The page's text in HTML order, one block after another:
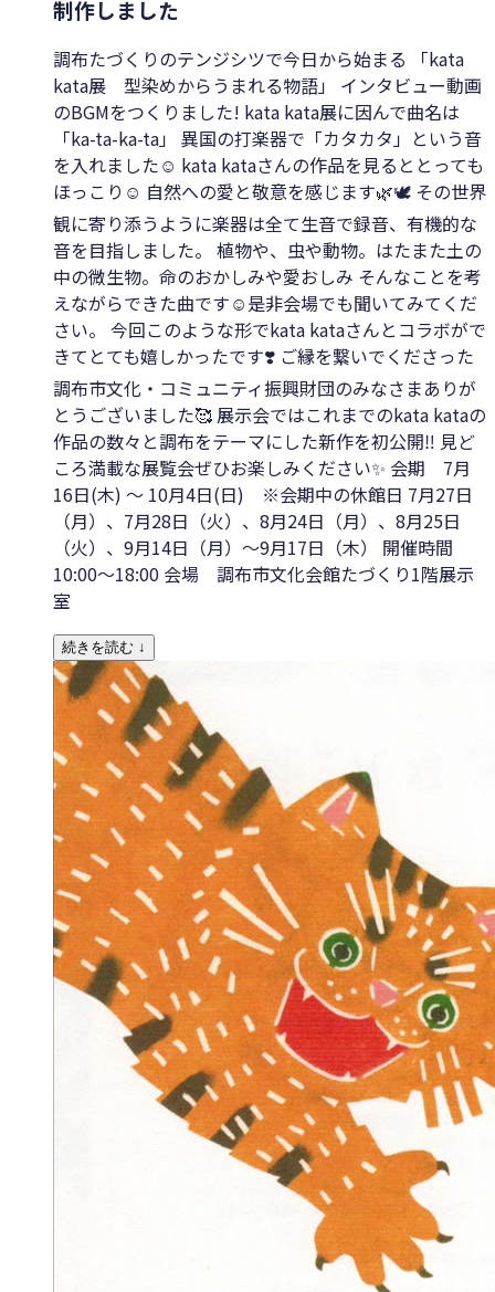
制作しました
調布たづくりのテンジシツで今日から始まる 「kata
kata展 型染めからうまれる物語」 インタビュー動画
のBGMをつくりました! kata kata展に因んで曲名は
「ka-ta-ka-ta」 異国の打楽器で「カタカタ」という音
を入れました☺️ kata kataさんの作品を見るととっても
ほっこり☺️ 自然への愛と敬意を感じます🌿🕊️ その世界
観に寄り添うように楽器は全て生音で録音、有機的な
音を目指しました。 植物や、虫や動物。はたまた土の
中の微生物。命のおかしみや愛おしみ そんなことを考
えながらできた曲です☺️是非会場でも聞いてみてくだ
さい。 今回このような形でkata kataさんとコラボがで
きてとても嬉しかったです❣️ ご縁を繋いでくださった
調布市文化・コミュニティ振興財団のみなさまありが
とうございました🥰 展示会ではこれまでのkata kataの
作品の数々と調布をテーマにした新作を初公開‼️ 見ど
ころ満載な展覧会ぜひお楽しみください✨ 会期 7月
16日(木) 〜 10月4日(日) ※会期中の休館日 7月27日
（月）、7月28日（火）、8月24日（月）、8月25日
（火）、9月14日（月）～9月17日（木） 開催時間
10:00～18:00 会場 調布市文化会館たづくり1階展示
室
続きを読む ↓